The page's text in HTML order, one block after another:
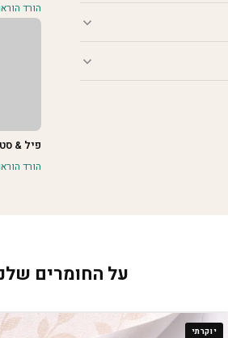
הורד
פיל &
הורד
על החומרים
יוקרתי